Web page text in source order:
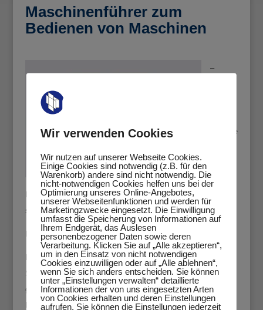
Maschinenführer zum
Bedienen von Maschinen
–
Bediene
nen zur
Herstellung von Wellpappenverpackungen mit Flexodruck –
s.g. Inlinern
Ihr Aufgabengebiet umfasst:
Das Einstellen der Maschinen, Einbau von
Stanzwerkzeugen/Klischees, Überwachen der Produktion auf
gute Qualität und Quantität, kleine Wartungs-, Reparatur- und
Reiningsarbeiten und das Anleiten eines Teams mit 3
Wir verwenden Cookies
Wir nutzen auf unserer Webseite Cookies.
Einige Cookies sind notwendig (z.B. für den
Warenkorb) andere sind nicht notwendig. Die
nicht-notwendigen Cookies helfen uns bei der
Optimierung unseres Online-Angebotes,
unserer Webseitenfunktionen und werden für
Marketingzwecke eingesetzt. Die Einwilligung
umfasst die Speicherung von Informationen auf
Ihrem Endgerät, das Auslesen
personenbezogener Daten sowie deren
Verarbeitung. Klicken Sie auf „Alle akzeptieren“,
um in den Einsatz von nicht notwendigen
Cookies einzuwilligen oder auf „Alle ablehnen“,
wenn Sie sich anders entscheiden. Sie können
unter „Einstellungen verwalten“ detaillierte
Informationen der von uns eingesetzten Arten
von Cookies erhalten und deren Einstellungen
aufrufen. Sie können die Einstellungen jederzeit